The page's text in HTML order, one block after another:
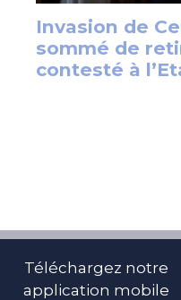
Téléchargez notre
application mobile